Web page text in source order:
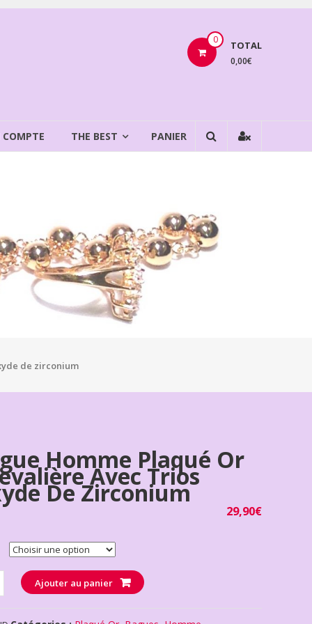
0 TOTAL
0,00€
THE BEST PANIER
de zirconium
Homme Plaqué Or
Avec Trios
De Zirconium
29,90€
Ajouter au panier